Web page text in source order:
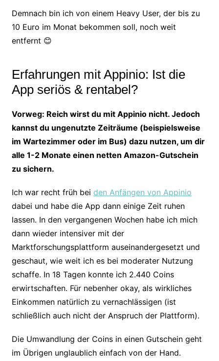
Demnach bin ich von einem Heavy User, der bis zu
10 Euro im Monat bekommen soll, noch weit
entfernt 😊
Erfahrungen mit Appinio: Ist die
App seriös & rentabel?
Vorweg: Reich wirst du mit Appinio nicht. Jedoch
kannst du ungenutzte Zeiträume (beispielsweise
im Wartezimmer oder im Bus) dazu nutzen, um dir
alle 1-2 Monate einen netten Amazon-Gutschein
zu sichern.
Ich war recht früh bei den Anfängen von Appinio
dabei und habe die App dann einige Zeit ruhen
lassen. In den vergangenen Wochen habe ich mich
dann wieder intensiver mit der
Marktforschungsplattform auseinandergesetzt und
geschaut, wie weit ich es bei moderater Nutzung
schaffe. In 18 Tagen konnte ich 2.440 Coins
erwirtschaften. Für nebenher okay, als wirkliches
Einkommen natürlich zu vernachlässigen (ist
schließlich auch nicht der Anspruch der Plattform).
Die Umwandlung der Coins in einen Gutschein geht
im Übrigen unglaublich einfach von der Hand.